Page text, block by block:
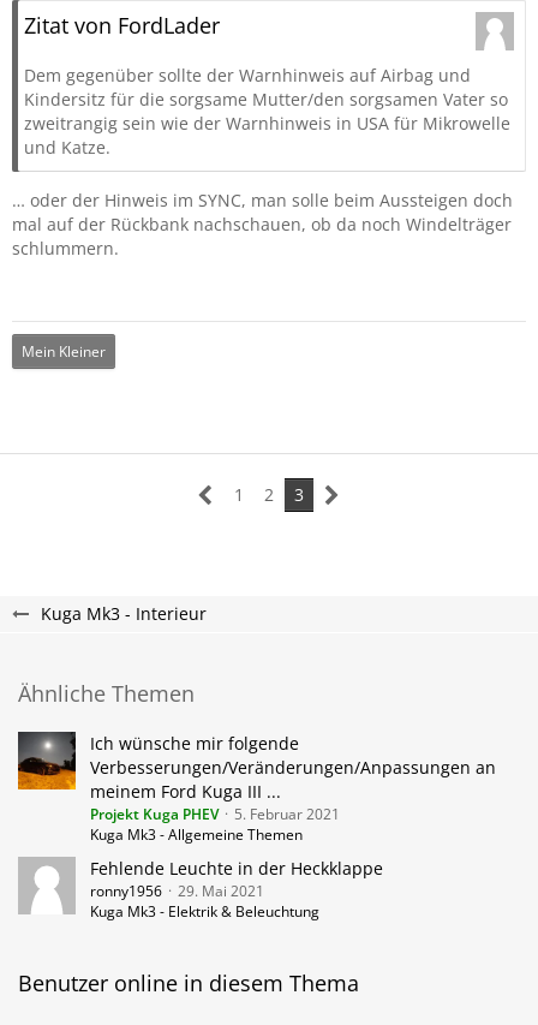
Zitat von FordLader
Dem gegenüber sollte der Warnhinweis auf Airbag und
Kindersitz für die sorgsame Mutter/den sorgsamen Vater so
zweitrangig sein wie der Warnhinweis in USA für Mikrowelle
und Katze.
… oder der Hinweis im SYNC, man solle beim Aussteigen doch
mal auf der Rückbank nachschauen, ob da noch Windelträger
schlummern.
Mein Kleiner
1 2 3
Kuga Mk3 - Interieur
Ähnliche Themen
Ich wünsche mir folgende
Verbesserungen/Veränderungen/Anpassungen an
meinem Ford Kuga III ...
Projekt Kuga PHEV
5. Februar 2021
Kuga Mk3 - Allgemeine Themen
Fehlende Leuchte in der Heckklappe
ronny1956
29. Mai 2021
Kuga Mk3 - Elektrik & Beleuchtung
Benutzer online in diesem Thema